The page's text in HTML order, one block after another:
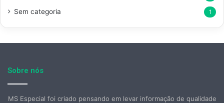
Sem categoria 1
Sobre nós
MS Especial foi criado pensando em levar informação de qualidade